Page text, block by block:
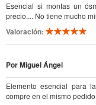
Esencial si montas un
precio.... No tiene mucho
Valoración:
Por Miguel Ángel
Elemento esencial para
compre en el mismo